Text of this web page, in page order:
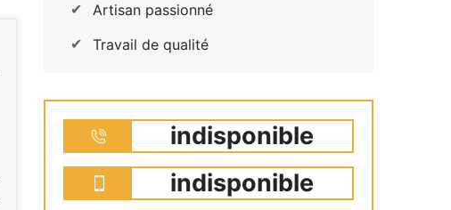
Artisan passionné
Travail de qualité
indisponible
indisponible